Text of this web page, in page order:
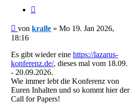
Beitrag
von kralle » Mo 19. Jan 2026,
18:16
Es gibt wieder eine https://lazarus-
konferenz.de/, dieses mal vom 18.09.
- 20.09.2026.
Wie immer lebt die Konferenz von
Euren Inhalten und so kommt hier der
Call for Papers!